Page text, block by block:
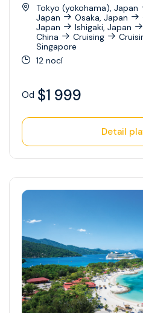
Tokyo (yokohama), Japan
Japan
Osaka, Japan
Japan
Ishigaki, Japan
China
Cruising
Singapore
12 nocí
Od $1 999
Detail